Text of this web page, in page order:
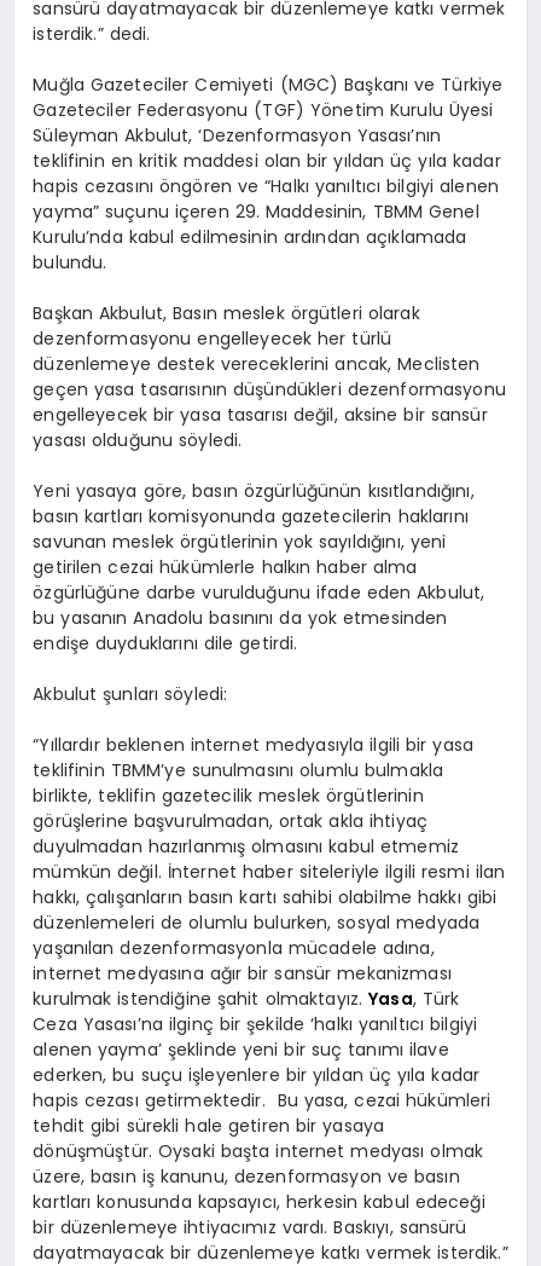
sansürü dayatmayacak bir düzenlemeye katkı vermek
isterdik.” dedi.
Muğla Gazeteciler Cemiyeti (MGC) Başkanı ve Türkiye
Gazeteciler Federasyonu (TGF) Yönetim Kurulu Üyesi
Süleyman Akbulut, ‘Dezenformasyon Yasası’nın
teklifinin en kritik maddesi olan bir yıldan üç yıla kadar
hapis cezasını öngören ve “Halkı yanıltıcı bilgiyi alenen
yayma” suçunu içeren 29. Maddesinin, TBMM Genel
Kurulu’nda kabul edilmesinin ardından açıklamada
bulundu.
Başkan Akbulut, Basın meslek örgütleri olarak
dezenformasyonu engelleyecek her türlü
düzenlemeye destek vereceklerini ancak, Meclisten
geçen yasa tasarısının düşündükleri dezenformasyonu
engelleyecek bir yasa tasarısı değil, aksine bir sansür
yasası olduğunu söyledi.
Yeni yasaya göre, basın özgürlüğünün kısıtlandığını,
basın kartları komisyonunda gazetecilerin haklarını
savunan meslek örgütlerinin yok sayıldığını, yeni
getirilen cezai hükümlerle halkın haber alma
özgürlüğüne darbe vurulduğunu ifade eden Akbulut,
bu yasanın Anadolu basınını da yok etmesinden
endişe duyduklarını dile getirdi.
Akbulut şunları söyledi:
“Yıllardır beklenen internet medyasıyla ilgili bir yasa
teklifinin TBMM’ye sunulmasını olumlu bulmakla
birlikte, teklifin gazetecilik meslek örgütlerinin
görüşlerine başvurulmadan, ortak akla ihtiyaç
duyulmadan hazırlanmış olmasını kabul etmemiz
mümkün değil. İnternet haber siteleriyle ilgili resmi ilan
hakkı, çalışanların basın kartı sahibi olabilme hakkı gibi
düzenlemeleri de olumlu bulurken, sosyal medyada
yaşanılan dezenformasyonla mücadele adına,
internet medyasına ağır bir sansür mekanizması
kurulmak istendiğine şahit olmaktayız.Yasa, Türk
Ceza Yasası’na ilginç bir şekilde ‘halkı yanıltıcı bilgiyi
alenen yayma’ şeklinde yeni bir suç tanımı ilave
ederken, bu suçu işleyenlere bir yıldan üç yıla kadar
hapis cezası getirmektedir. Bu yasa, cezai hükümleri
tehdit gibi sürekli hale getiren bir yasaya
dönüşmüştür. Oysaki başta internet medyası olmak
üzere, basın iş kanunu, dezenformasyon ve basın
kartları konusunda kapsayıcı, herkesin kabul edeceği
bir düzenlemeye ihtiyacımız vardı. Baskıyı, sansürü
dayatmayacak bir düzenlemeye katkı vermek isterdik.”